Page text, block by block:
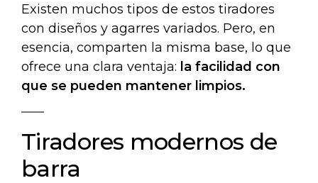
Existen muchos tipos de estos tiradores
con diseños y agarres variados. Pero, en
esencia, comparten la misma base, lo que
ofrece una clara ventaja: la facilidad con
que se pueden mantener limpios.
Tiradores modernos de
barra